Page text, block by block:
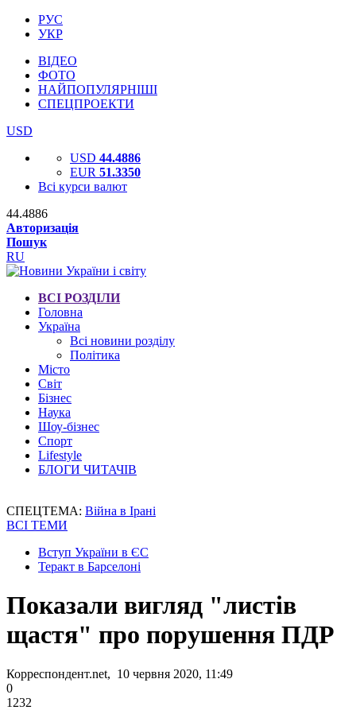
РУС
УКР
ВІДЕО
ФОТО
НАЙПОПУЛЯРНІШІ
СПЕЦПРОЕКТИ
USD
USD 44.4886
EUR 51.3350
Всі курси валют
44.4886
Авторизація
Пошук
RU
ВСІ РОЗДІЛИ
Головна
Україна
Всі новини розділу
Політика
Місто
Світ
Бізнес
Наука
Шоу-бізнес
Спорт
Lifestyle
БЛОГИ ЧИТАЧІВ
СПЕЦТЕМА: Війна в Ірані
ВСІ ТЕМИ
Вступ України в ЄС
Теракт в Барселоні
Показали вигляд "листів
щастя" про порушення ПДР
Корреспондент.net, 10 червня 2020, 11:49
0
1232